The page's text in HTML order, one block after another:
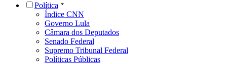
Política
Índice CNN
Governo Lula
Câmara dos Deputados
Senado Federal
Supremo Tribunal Federal
Políticas Públicas